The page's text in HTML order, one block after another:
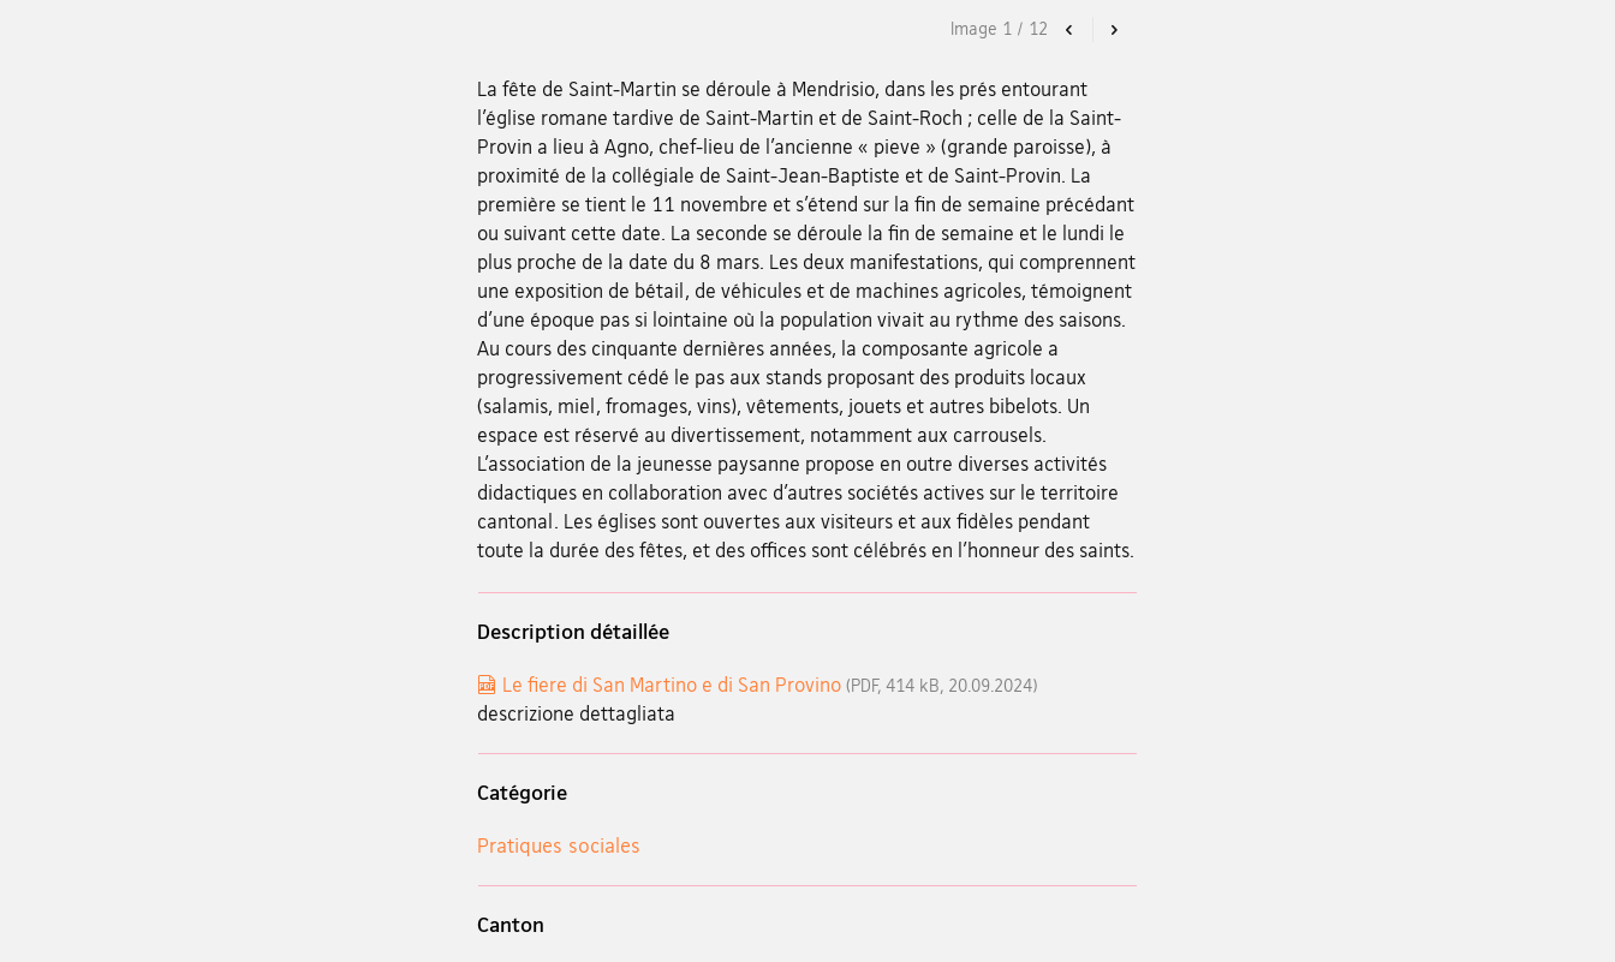
Previous
Image 1 / 12
La fête de Saint-Martin se déroule à Mendrisio, dans les prés entourant
l’église romane tardive de Saint-Martin et de Saint-Roch ; celle de la Saint-
Provin a lieu à Agno, chef-lieu de l’ancienne « pieve » (grande paroisse), à
proximité de la collégiale de Saint-Jean-Baptiste et de Saint-Provin. La
première se tient le 11 novembre et s’étend sur la fin de semaine précédant
ou suivant cette date. La seconde se déroule la fin de semaine et le lundi le
plus proche de la date du 8 mars. Les deux manifestations, qui comprennent
une exposition de bétail, de véhicules et de machines agricoles, témoignent
d’une époque pas si lointaine où la population vivait au rythme des saisons.
Au cours des cinquante dernières années, la composante agricole a
progressivement cédé le pas aux stands proposant des produits locaux
(salamis, miel, fromages, vins), vêtements, jouets et autres bibelots. Un
espace est réservé au divertissement, notamment aux carrousels.
L’association de la jeunesse paysanne propose en outre diverses activités
didactiques en collaboration avec d’autres sociétés actives sur le territoire
cantonal. Les églises sont ouvertes aux visiteurs et aux fidèles pendant
toute la durée des fêtes, et des offices sont célébrés en l’honneur des saints.
Description détaillée
Le fiere di San Martino e di San Provino(PDF, 414 kB, 20.09.2024)
descrizione dettagliata
Catégorie
Pratiques sociales
Canton